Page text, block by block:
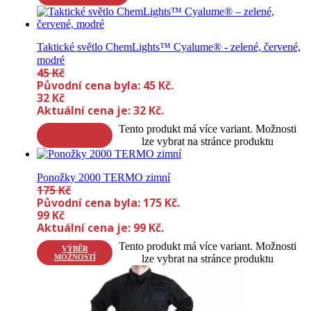
Taktické světlo ChemLights™ Cyalume® - zelené, červené,
modré
45Kč
Původní cena byla: 45 Kč.
32 Kč
Aktuální cena je: 32 Kč.
Tento produkt má více variant. Možnosti
lze vybrat na stránce produktu
Ponožky 2000 TERMO zimní
175Kč
Původní cena byla: 175 Kč.
99 Kč
Aktuální cena je: 99 Kč.
VÝBĚR
MOŽNOSTÍ
Tento produkt má více variant. Možnosti
lze vybrat na stránce produktu